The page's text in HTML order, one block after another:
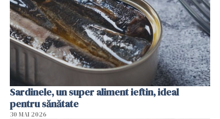
Sardinele, un super aliment ieftin, ideal
pentru sănătate
30 MAI 2026